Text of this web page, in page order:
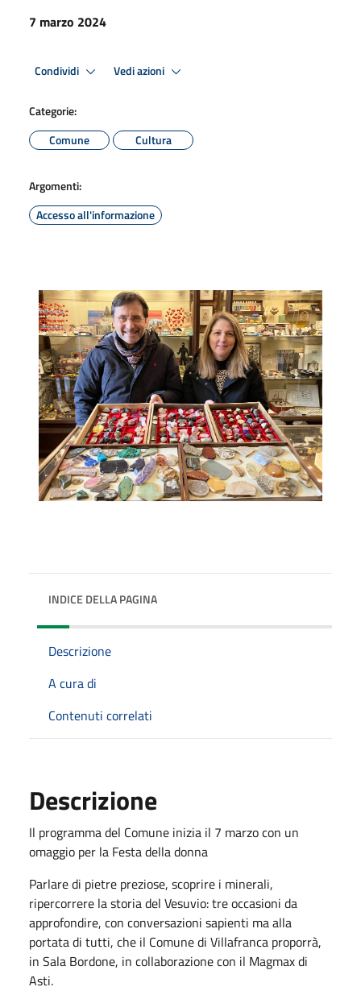
7 marzo 2024
Condividi Vedi azioni
Categorie:
Comune
Cultura
Argomenti:
Accesso all'informazione
INDICE DELLA PAGINA
Descrizione
A cura di
Contenuti correlati
Descrizione
Il programma del Comune inizia il 7 marzo con un
omaggio per la Festa della donna
Parlare di pietre preziose, scoprire i minerali,
ripercorrere la storia del Vesuvio: tre occasioni da
approfondire, con conversazioni sapienti ma alla
portata di tutti, che il Comune di Villafranca proporrà,
in Sala Bordone, in collaborazione con il Magmax di
Asti.